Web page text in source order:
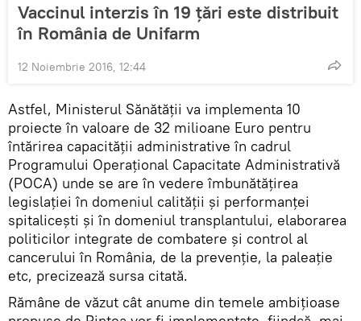
Vaccinul interzis în 19 ţări este distribuit
în România de Unifarm
12 Noiembrie 2016, 12:44
Astfel, Ministerul Sănătății va implementa 10
proiecte în valoare de 32 milioane Euro pentru
întărirea capacității administrative în cadrul
Programului Operațional Capacitate Administrativă
(POCA) unde se are în vedere îmbunătățirea
legislației în domeniul calității și performanței
spitalicești și în domeniul transplantului, elaborarea
politicilor integrate de combatere și control al
cancerului în România, de la prevenție, la paleație
etc, precizează sursa citată.
Rămâne de văzut cât anume din temele ambiţioase